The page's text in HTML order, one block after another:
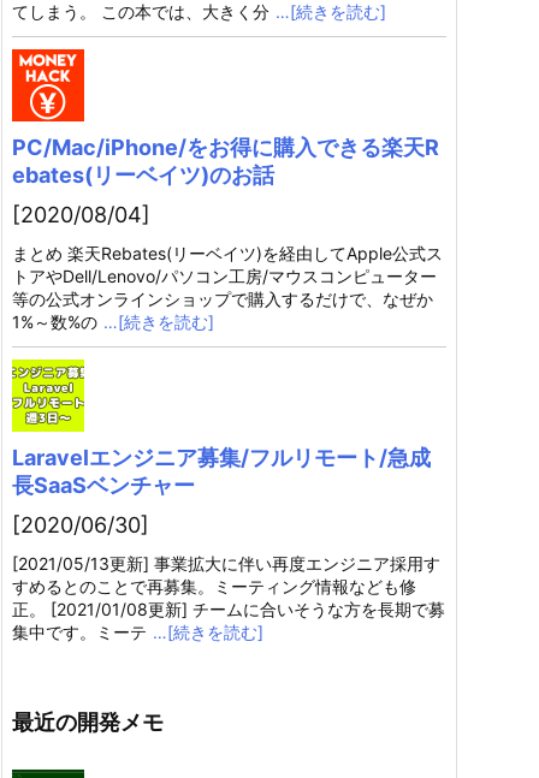
てしまう。 この本では、大きく分 …[続きを読む]
PC/Mac/iPhone/をお得に購入できる楽天R
ebates(リーベイツ)のお話
[2020/08/04]
まとめ 楽天Rebates(リーベイツ)を経由してApple公式ス
トアやDell/Lenovo/パソコン工房/マウスコンピューター
等の公式オンラインショップで購入するだけで、なぜか
1%～数%の …[続きを読む]
Laravelエンジニア募集/フルリモート/急成
長SaaSベンチャー
[2020/06/30]
[2021/05/13更新] 事業拡大に伴い再度エンジニア採用す
すめるとのことで再募集。ミーティング情報なども修
正。 [2021/01/08更新] チームに合いそうな方を長期で募
集中です。ミーテ …[続きを読む]
最近の開発メモ